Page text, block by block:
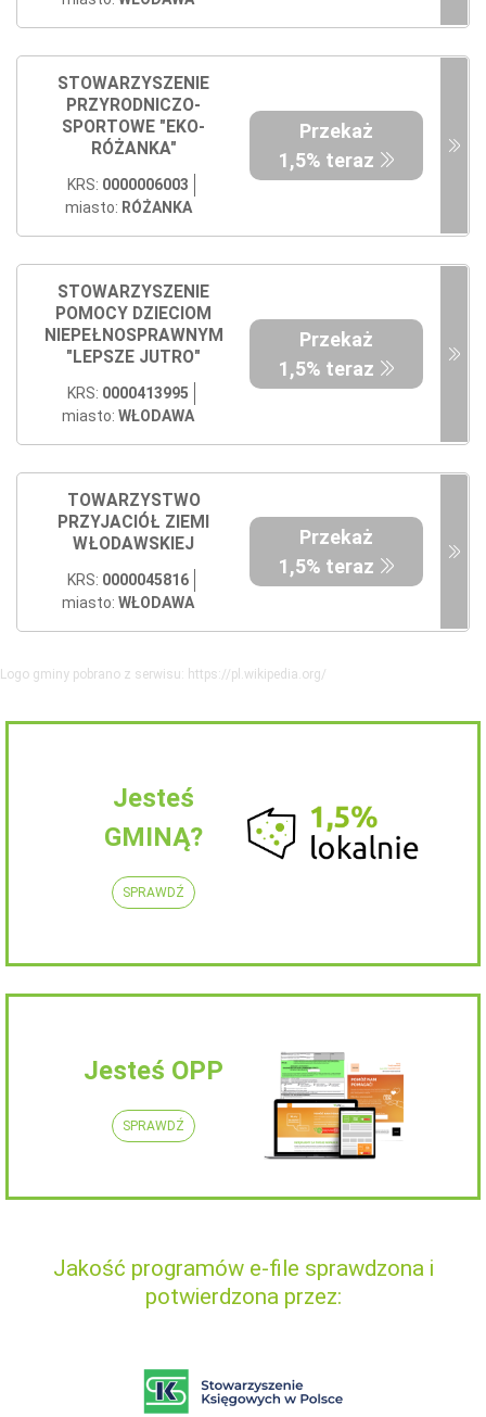
STOWARZYSZENIE
PRZYRODNICZO-
SPORTOWE "EKO-
RÓŻANKA"
KRS: 0000006003
miasto: RÓŻANKA
Przekaż
1,5% teraz
STOWARZYSZENIE
POMOCY DZIECIOM
NIEPEŁNOSPRAWNYM
"LEPSZE JUTRO"
KRS: 0000413995
miasto: WŁODAWA
Przekaż
1,5% teraz
TOWARZYSTWO
PRZYJACIÓŁ ZIEMI
WŁODAWSKIEJ
KRS: 0000045816
miasto: WŁODAWA
Przekaż
1,5% teraz
Logo gminy pobrano z serwisu: https://pl.wikipedia.org/
Jesteś
GMINĄ?
SPRAWDŹ
Jesteś OPP
SPRAWDŹ
Jakość programów e-file sprawdzona i
potwierdzona przez: